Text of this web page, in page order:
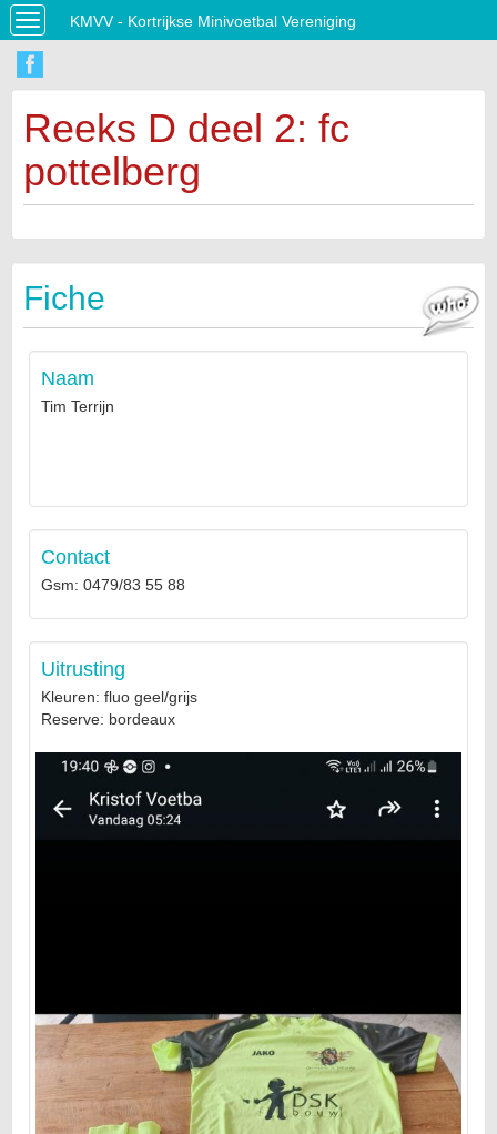
Toggle
navigation
KMVV - Kortrijkse Minivoetbal Vereniging
Reeks D deel 2: fc
pottelberg
Fiche
Naam
Tim Terrijn
Contact
Gsm: 0479/83 55 88
Uitrusting
Kleuren: fluo geel/grijs
Reserve: bordeaux